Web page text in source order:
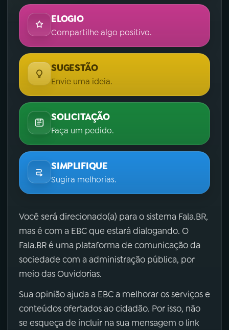
ELOGIO
Compartilhe algo positivo.
SUGESTÃO
Envie uma ideia.
SOLICITAÇÃO
Faça um pedido.
SIMPLIFIQUE
Sugira melhorias.
Você será direcionado(a) para o sistema Fala.BR,
mas é com a EBC que estará dialogando. O
Fala.BR é uma plataforma de comunicação da
sociedade com a administração pública, por
meio das Ouvidorias.
Sua opinião ajuda a EBC a melhorar os serviços e
conteúdos ofertados ao cidadão. Por isso, não
se esqueça de incluir na sua mensagem o link